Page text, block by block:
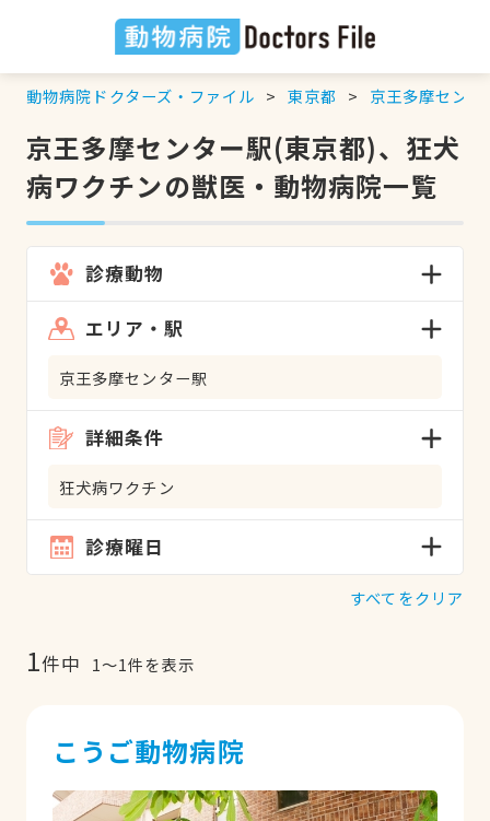
動物病院ドクターズ・ファイル 東京都 京王多摩センタ
京王多摩センター駅(東京都)、狂犬
病ワクチンの獣医・動物病院一覧
診療動物
エリア・駅
京王多摩センター駅
詳細条件
狂犬病ワクチン
診療曜日
すべてをクリア
1件中 1〜1件を表示
こうご動物病院